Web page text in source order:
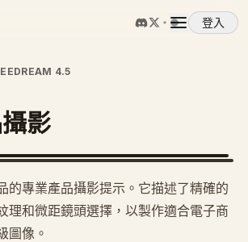
登入
4.5
影
的專業產品攝影提示。它描述了精確的
理和微距鏡頭選擇，以製作適合電子商
圖像。